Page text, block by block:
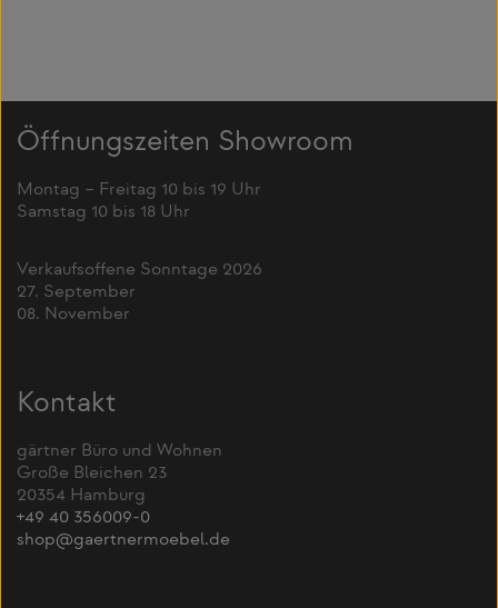
Öffnungszeiten Showroom
Montag – Freitag 10 bis 19 Uhr
Samstag 10 bis 18 Uhr
Verkaufsoffene Sonntage 2026
27. September
08. November
Kontakt
gärtner Büro und Wohnen
Große Bleichen 23
20354 Hamburg
+49 40 356009-0
shop@gaertnermoebel.de